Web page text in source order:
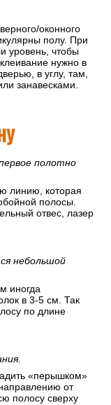
и на само
обои на полу.
клеем и
время
можно клеить.
уровень, чтобы
нужно в
занавесками.
линию, которая
полосы.
отвес, лазер
иногда
в 3-5 см. Так
по длине